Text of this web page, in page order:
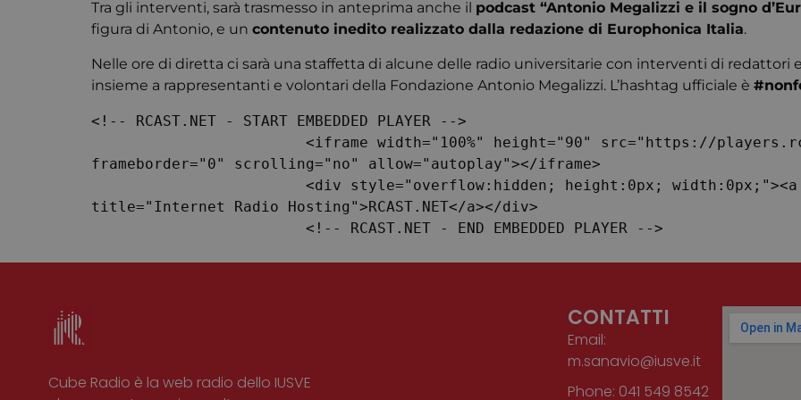
Tra gli interventi, sarà trasmesso in anteprima anche il podcast “Antonio Megalizzi e il sogno
figura di Antonio, e un contenuto inedito realizzato dalla redazione di Europhonica Italia.
Nelle ore di diretta ci sarà una staffetta di alcune delle radio universitarie con interventi di redattori
insieme a rappresentanti e volontari della Fondazione Antonio Megalizzi. L’hashtag ufficiale è
<!-- RCAST.NET - START EMBEDDED PLAYER -->
frameborder="0" scrolling="no" allow="autoplay"></iframe>
title="Internet Radio Hosting">RCAST.NET</a></div>
			<!-- RCAST.NET - END EMBEDDED PLAYER -->
Cube Radio è la web radio dello IUSVE
CONTATTI
Email:
m.sanavio@iusve.it
Phone: 041 549 8542
Nome
Provider/
Scadenza Descrizione
CookieScriptConsent
CookieScript
www.cuberadio.it
4
settimane
2 giorni
Questo cookie viene utilizzato dal servizio
ricordare le preferenze di consenso sui cookie
necessario che il banner dei cookie di Cookie-